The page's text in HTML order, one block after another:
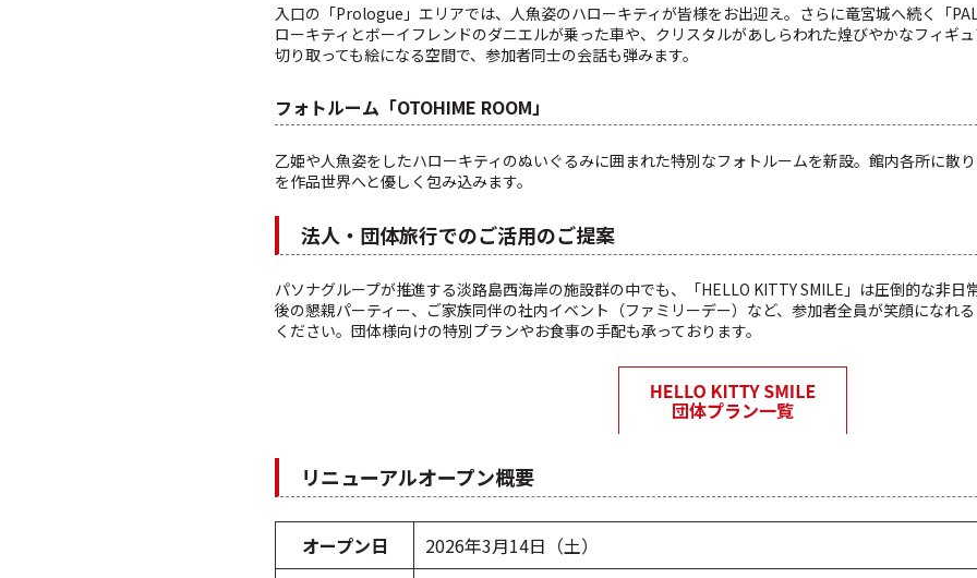
入口の「Prologue」エリアでは、人魚姿のハローキティが皆様をお出迎え。さらに竜宮城へ続く「
ローキティとボーイフレンドのダニエルが乗った車や、クリスタルがあしらわれた煌びやかなフィギ
切り取っても絵になる空間で、参加者同士の会話も弾みます。
フォトルーム「OTOHIME ROOM」
乙姫や人魚姿をしたハローキティのぬいぐるみに囲まれた特別なフォトルームを新設。館内各所に散
を作品世界へと優しく包み込みます。
法人・団体旅行でのご活用のご提案
パソナグループが推進する淡路島西海岸の施設群の中でも、「HELLO KITTY SMILE」は圧倒的な非日
後の懇親パーティー、ご家族同伴の社内イベント（ファミリーデー）など、参加者全員が笑顔になれ
ください。団体様向けの特別プランやお食事の手配も承っております。
リニューアルオープン概要
オープン日
2026年3月14日（土）